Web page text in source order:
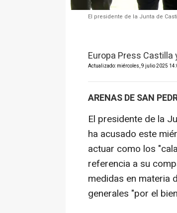
El presidente de la Junta de
Europa Press Castilla
Actualizado: miércoles, 9 julio 2025
ARENAS DE SAN
El presidente de la
ha acusado este
actuar como los
referencia a su
medidas en materia
generales "por el